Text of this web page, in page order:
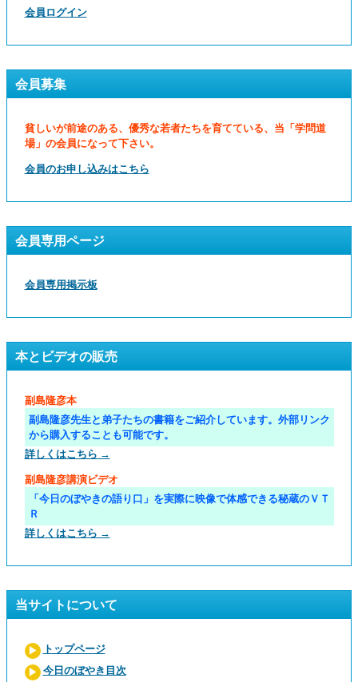
会員ログイン
会員募集
貧しいが前途のある、優秀な若者たちを育てている、当「学問道
場」の会員になって下さい。
会員のお申し込みはこちら
会員専用ページ
会員専用掲示板
本とビデオの販売
副島隆彦本
副島隆彦先生と弟子たちの書籍をご紹介しています。外部リンク
から購入することも可能です。
詳しくはこちら →
副島隆彦講演ビデオ
「今日のぼやきの語り口」を実際に映像で体感できる秘蔵のＶＴ
Ｒ
詳しくはこちら →
当サイトについて
トップページ
今日のぼやき目次